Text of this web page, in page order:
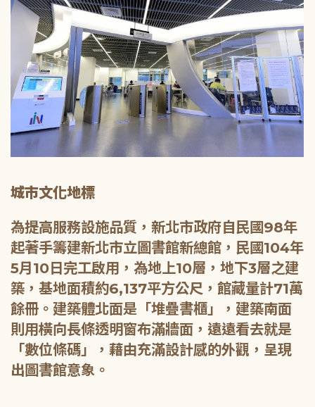
城市文化地標
為提高服務設施品質，新北市政府自民國98年
起著手籌建新北市立圖書館新總館，民國104年
5月10日完工啟用，為地上10層，地下3層之建
築，基地面積約6,137平方公尺，館藏量計71萬
餘冊。建築體北面是「堆疊書櫃」，建築南面
則用橫向長條透明窗布滿牆面，遠遠看去就是
「數位條碼」，藉由充滿設計感的外觀，呈現
出圖書館意象。